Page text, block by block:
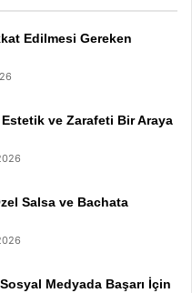
Edilmesi Gereken
ve Zarafeti Bir Araya
Salsa ve Bachata
Medyada Başarı İçin